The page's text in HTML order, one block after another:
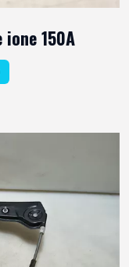
150A